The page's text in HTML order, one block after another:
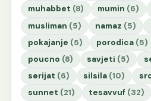
muhabbet (8) mumin (6)
musliman (5) namaz (5)
pokajanje (5) porodica (5)
poucno (8) savjeti (5)
serijat (6) silsila (10)
sunnet (21) tesavvuf (32)